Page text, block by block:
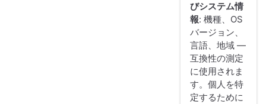
びシステム情
報: 機種、OS
バージョン、
言語、地域 —
互換性の測定
に使用されま
す。個人を特
定するために